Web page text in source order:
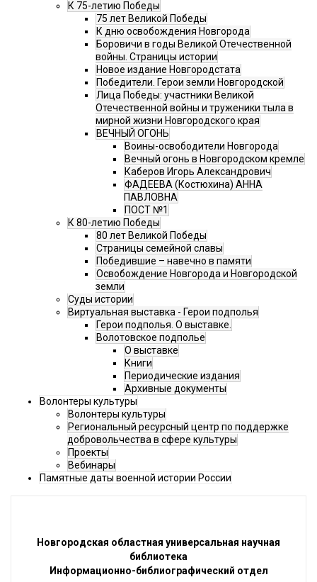
К 75-летию Победы
75 лет Великой Победы
К дню освобождения Новгорода
Боровичи в годы Великой Отечественной
войны. Страницы истории
Новое издание Новгородстата
Победители. Герои земли Новгородской
Лица Победы: участники Великой
Отечественной войны и труженики тыла в
мирной жизни Новгородского края
ВЕЧНЫЙ ОГОНЬ
Воины-освободители Новгорода
Вечный огонь в Новгородском кремле
Каберов Игорь Александрович
ФАДЕЕВА (Костюхина) АННА
ПАВЛОВНА
ПОСТ №1
К 80-летию Победы
80 лет Великой Победы
Страницы семейной славы
Победившие – навечно в памяти
Освобождение Новгорода и Новгородской
земли
Суды истории
Виртуальная выставка - Герои подполья
Герои подполья. О выставке.
Волотовское подполье
О выставке
Книги
Периодические издания
Архивные документы
Волонтеры культуры
Волонтеры культуры
Региональный ресурсный центр по поддержке
добровольчества в сфере культуры
Проекты
Вебинары
Памятные даты военной истории России
Новгородская областная универсальная научная
библиотека
Информационно-библиографический отдел